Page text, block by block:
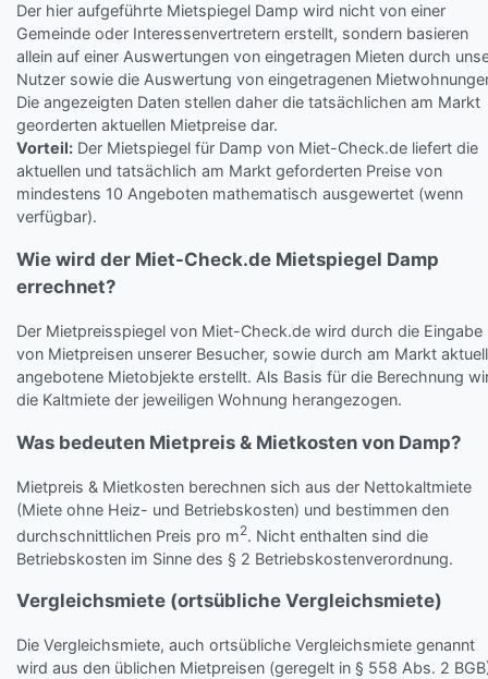
Der hier aufgeführte Mietspiegel Damp wird nicht von einer
Gemeinde oder Interessenvertretern erstellt, sondern basieren
allein auf einer Auswertungen von eingetragen Mieten durch
Nutzer sowie die Auswertung von eingetragenen
Die angezeigten Daten stellen daher die tatsächlichen am Markt
georderten aktuellen Mietpreise dar.
Vorteil: Der Mietspiegel für Damp von Miet-Check.de liefert die
aktuellen und tatsächlich am Markt geforderten Preise von
mindestens 10 Angeboten mathematisch ausgewertet (wenn
verfügbar).
Wie wird der Miet-Check.de Mietspiegel Damp
errechnet?
Der Mietpreisspiegel von Miet-Check.de wird durch die Eingabe
von Mietpreisen unserer Besucher, sowie durch am Markt aktuell
angebotene Mietobjekte erstellt. Als Basis für die Berechnung
die Kaltmiete der jeweiligen Wohnung herangezogen.
Was bedeuten Mietpreis & Mietkosten von Damp?
Mietpreis & Mietkosten berechnen sich aus der Nettokaltmiete
(Miete ohne Heiz- und Betriebskosten) und bestimmen den
durchschnittlichen Preis pro m2. Nicht enthalten sind die
Betriebskosten im Sinne des § 2 Betriebskostenverordnung.
Vergleichsmiete (ortsübliche Vergleichsmiete)
Die Vergleichsmiete, auch ortsübliche Vergleichsmiete genannt
wird aus den üblichen Mietpreisen (geregelt in § 558 Abs. 2